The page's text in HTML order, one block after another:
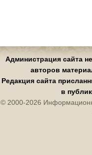
Администрация сайта
авторов
Редакция сайта
в
© 2000-2026